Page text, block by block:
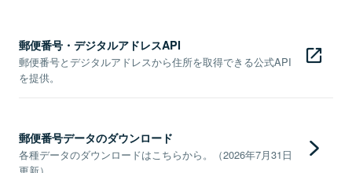
郵便番号・デジタルアドレスAPI
郵便番号とデジタルアドレスから住所を取得できる公式API
を提供。
郵便番号データのダウンロード
各種データのダウンロードはこちらから。（2026年7月31日